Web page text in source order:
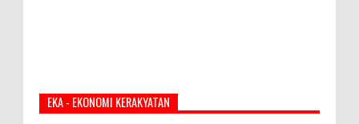
EKA - EKONOMI KERAKYATAN